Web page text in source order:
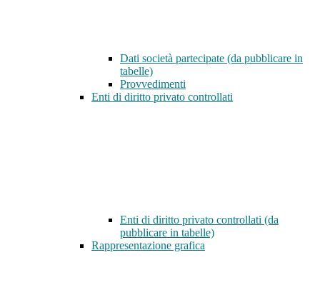
Dati società partecipate (da pubblicare in
tabelle)
Provvedimenti
Enti di diritto privato controllati
Enti di diritto privato controllati (da
pubblicare in tabelle)
Rappresentazione grafica